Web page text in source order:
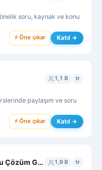
soru, kaynak ve konu
⚡ Öne çıkar Katıl →
1,1 B tr
paylaşım ve soru
⚡ Öne çıkar Katıl →
KPSS Eğitim Bilimleri Soru Çözüm Grubu 1,9 B tr